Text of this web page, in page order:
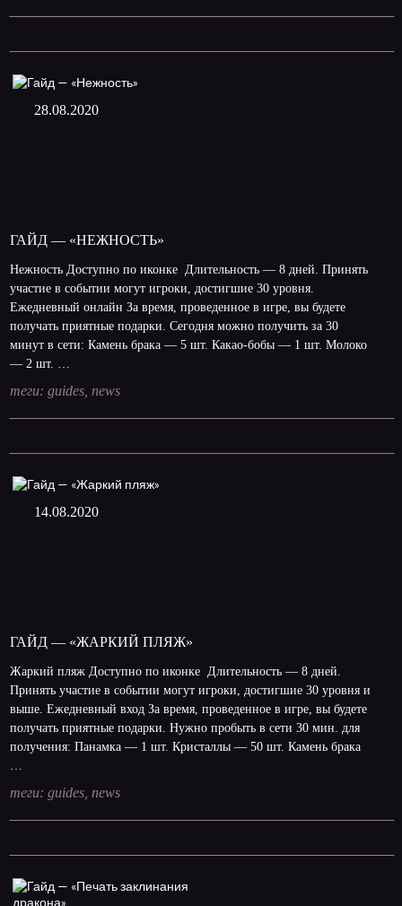
28.08.2020
ГАЙД — «НЕЖНОСТЬ»
Нежность Доступно по иконке Длительность — 8 дней. Принять
участие в событии могут игроки, достигшие 30 уровня.
Ежедневный онлайн За время, проведенное в игре, вы будете
получать приятные подарки. Сегодня можно получить за 30
минут в сети: Камень брака — 5 шт. Какао-бобы — 1 шт. Молоко
— 2 шт. …
теги: guides news
14.08.2020
ГАЙД — «ЖАРКИЙ ПЛЯЖ»
Жаркий пляж Доступно по иконке Длительность — 8 дней.
Принять участие в событии могут игроки, достигшие 30 уровня и
выше. Ежедневный вход За время, проведенное в игре, вы будете
получать приятные подарки. Нужно пробыть в сети 30 мин. для
получения: Панамка — 1 шт. Кристаллы — 50 шт. Камень брака
…
теги: guides news